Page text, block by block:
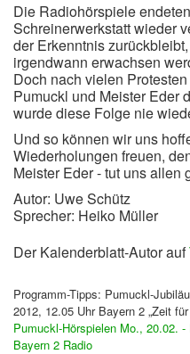
Die Radiohörspiele
Schreinerwerkstatt wieder
der Erkenntnis
irgendwann erwachsen
Doch nach vielen
Pumuckl und Meister Eder
wurde diese Folge nie
Und so können wir uns
Wiederholungen freuen,
Meister Eder - tut uns allen
Autor: Uwe Schütz
Sprecher: Heiko Müller
Der Kalenderblatt-Autor auf
Programm-Tipps: Pumuckl-
2012, 12.05 Uhr Bayern 2 „Zeit für
Pumuckl-Hörspielen Mo., 20.02.
Bayern 2 Radio